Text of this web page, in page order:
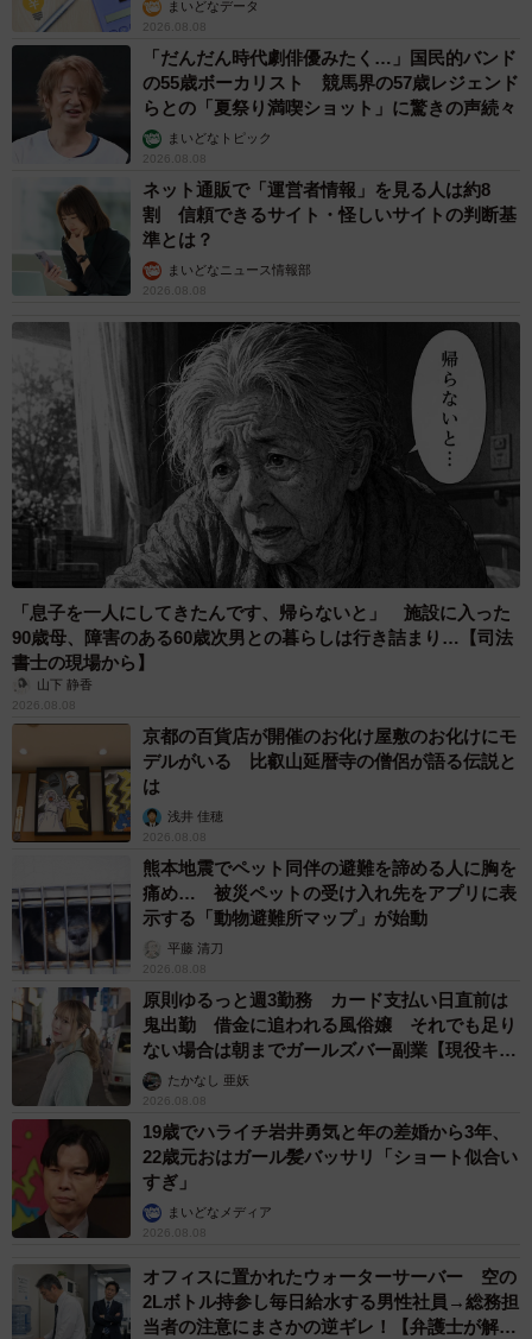
まいどなデータ
2026.08.08
「だんだん時代劇俳優みたく…」国民的バンド
の55歳ボーカリスト 競馬界の57歳レジェンド
らとの「夏祭り満喫ショット」に驚きの声続々
まいどなトピック
2026.08.08
ネット通販で「運営者情報」を見る人は約8
割 信頼できるサイト・怪しいサイトの判断基
準とは？
まいどなニュース情報部
2026.08.08
「息子を一人にしてきたんです、帰らないと」 施設に入った
90歳母、障害のある60歳次男との暮らしは行き詰まり…【司法
書士の現場から】
山下 静香
2026.08.08
京都の百貨店が開催のお化け屋敷のお化けにモ
デルがいる 比叡山延暦寺の僧侶が語る伝説と
は
浅井 佳穂
2026.08.08
熊本地震でペット同伴の避難を諦める人に胸を
痛め… 被災ペットの受け入れ先をアプリに表
示する「動物避難所マップ」が始動
平藤 清刀
2026.08.08
原則ゆるっと週3勤務 カード支払い日直前は
鬼出勤 借金に追われる風俗嬢 それでも足り
ない場合は朝までガールズバー副業【現役キャ
ストに取材】
たかなし 亜妖
2026.08.08
19歳でハライチ岩井勇気と年の差婚から3年、
22歳元おはガール髪バッサリ「ショート似合い
すぎ」
まいどなメディア
2026.08.08
オフィスに置かれたウォーターサーバー 空の
2Lボトル持参し毎日給水する男性社員→総務担
当者の注意にまさかの逆ギレ！【弁護士が解